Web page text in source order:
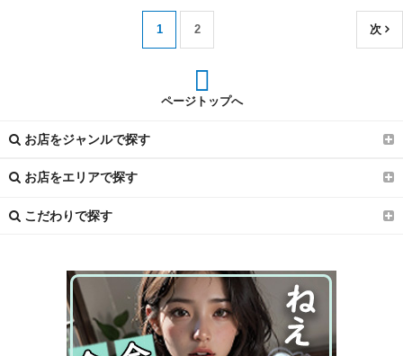
1 2 次
ページトップへ
お店をジャンルで探す
お店をエリアで探す
こだわりで探す